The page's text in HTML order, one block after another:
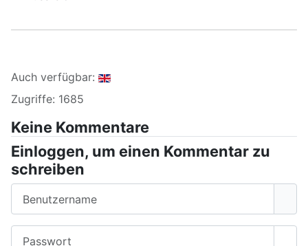
Auch verfügbar:
Zugriffe: 1685
Keine Kommentare
Einloggen, um einen Kommentar zu
schreiben